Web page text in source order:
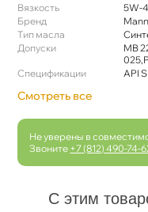
язкость
5W-
Бренд
Тип масла
Допуски
MB
Спецификации
API
Смотреть все
Не уверены в
Звоните +7 (812) 490-74-
С этим